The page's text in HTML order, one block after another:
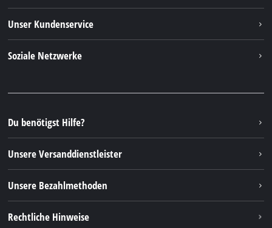
Nachhaltigkeit
Unser Kundenservice
FAQs
Rücksendungen / Widerruf
Verpackungsrichtlinien
Hinweise zur Batterieentsorgung
Vertrag widerrufen
Soziale Netzwerke
Instagram
TikTok
Pinterest
Linkedin
Du benötigst Hilfe?
Unsere Versanddienstleister
Unsere Bezahlmethoden
Rechtliche Hinweise